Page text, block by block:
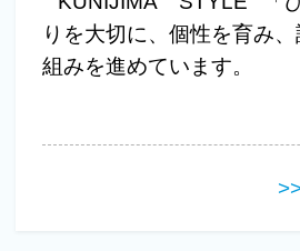
りを大切に、個性を育み
組みを進めています。